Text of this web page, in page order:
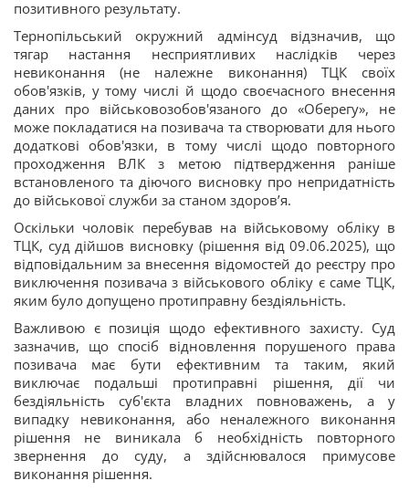
позитивного результату.
Тернопільський окружний адмінсуд відзначив, що
тягар настання несприятливих наслідків через
невиконання (не належне виконання) ТЦК своїх
обов'язків, у тому числі й щодо своєчасного внесення
даних про військовозобов'язаного до «Оберегу», не
може покладатися на позивача та створювати для нього
додаткові обов'язки, в тому числі щодо повторного
проходження ВЛК з метою підтвердження раніше
встановленого та діючого висновку про непридатність
до військової служби за станом здоровʼя.
Оскільки чоловік перебував на військовому обліку в
ТЦК, суд дійшов висновку (рішення від 09.06.2025), що
відповідальним за внесення відомостей до реєстру про
виключення позивача з військового обліку є саме ТЦК,
яким було допущено протиправну бездіяльність.
Важливою є позиція щодо ефективного захисту. Суд
зазначив, що спосіб відновлення порушеного права
позивача має бути ефективним та таким, який
виключає подальші протиправні рішення, дії чи
бездіяльність суб'єкта владних повноважень, а у
випадку невиконання, або неналежного виконання
рішення не виникала б необхідність повторного
звернення до суду, а здійснювалося примусове
виконання рішення.